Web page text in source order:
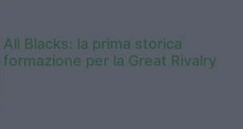
All Blacks: la prima storica
formazione per la Great Rivalry